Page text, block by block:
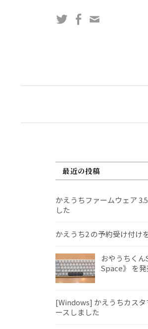
ス
TwitterFacebook
最近の投稿
かえうちファームウェア
した
かえうち2 の予約受け付け
おやうちく
Space》 を発
[Windows] かえうちカスタ
ースしました